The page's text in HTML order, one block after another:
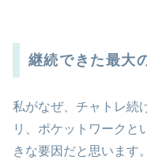
継続できた最大
私がなぜ、チャトレ続
リ、ポケットワークと
きな要因だと思います。